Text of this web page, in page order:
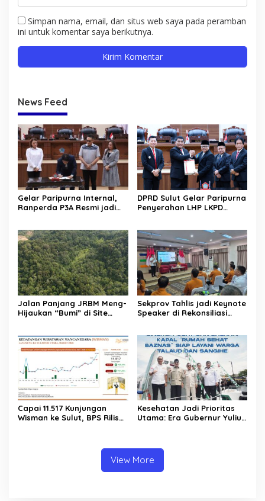
Simpan nama, email, dan situs web saya pada peramban
ini untuk komentar saya berikutnya.
News Feed
Gelar Paripurna Internal,
Ranperda P3A Resmi jadi
DPRD Sulut Gelar Paripurna
Penyerahan LHP LKPD
Jalan Panjang JRBM Meng-
Hijaukan “Bumi” di Site
Sekprov Tahlis jadi Keynote
Speaker di Rekonsiliasi
Capai 11.517 Kunjungan
Wisman ke Sulut, BPS Rilis
Kesehatan Jadi Prioritas
Utama: Era Gubernur Yulius
Sulut
View More